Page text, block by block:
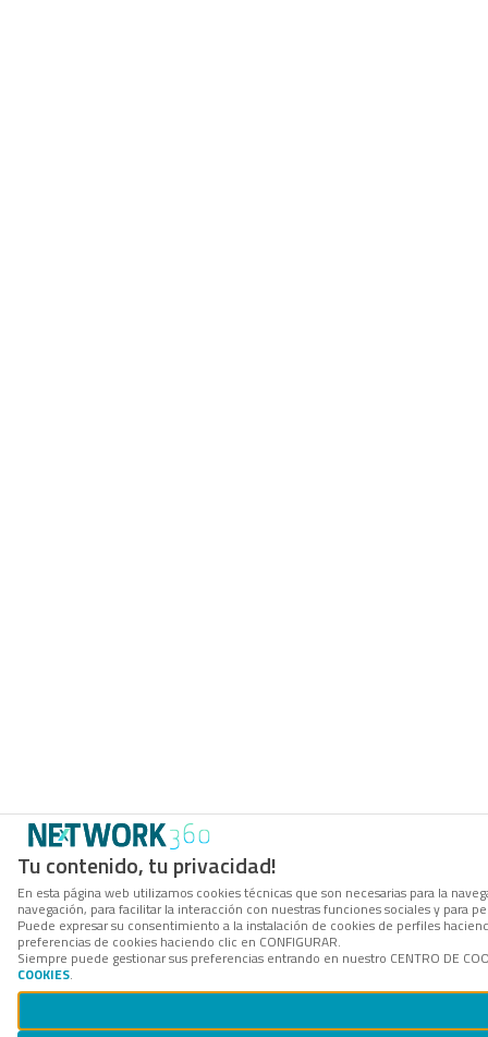
Tu contenido, tu privacidad!
En esta página web utilizamos cookies técnicas que son necesarias para la
navegación, para facilitar la interacción con nuestras funciones sociales y
Puede expresar su consentimiento a la instalación de cookies de perfiles
preferencias de cookies haciendo clic en CONFIGURAR.
Siempre puede gestionar sus preferencias entrando en nuestro CENTRO DE
COOKIES.